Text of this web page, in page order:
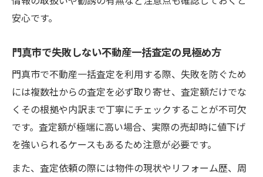
安心です。
門真市で失敗しない不動産一括査定の見極め方
門真市で不動産一括査定を利用する際、失敗を防ぐため
には複数社からの査定を必ず取り寄せ、査定額だけでな
くその根拠や内訳まで丁寧にチェックすることが不可欠
です。査定額が極端に高い場合、実際の売却時に値下げ
を強いられるケースもあるため注意が必要です。
また、査定依頼の際には物件の現状やリフォーム歴、周